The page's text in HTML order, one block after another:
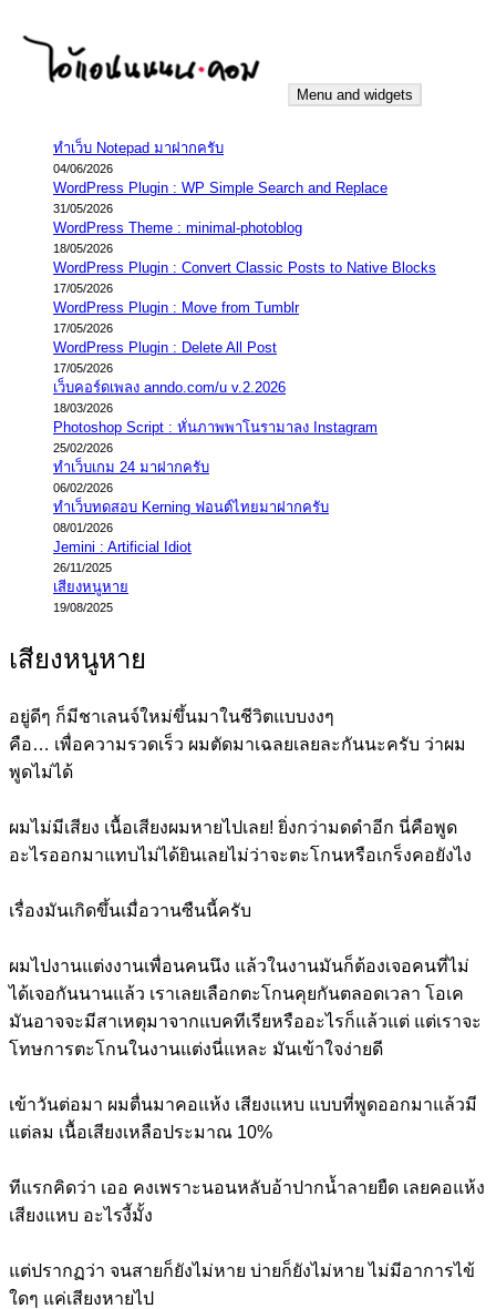
content
iannnnn.com
ความจริงมีสองด้าน คือจริงของมึง กับจริงของกู
Menu and widgets
ทำเว็บ Notepad มาฝากครับ
04/06/2026
WordPress Plugin : WP Simple Search and Replace
31/05/2026
WordPress Theme : minimal-photoblog
18/05/2026
WordPress Plugin : Convert Classic Posts to Native Blocks
17/05/2026
WordPress Plugin : Move from Tumblr
17/05/2026
WordPress Plugin : Delete All Post
17/05/2026
เว็บคอร์ดเพลง anndo.com/u v.2.2026
18/03/2026
Photoshop Script : หั่นภาพพาโนรามาลง Instagram
25/02/2026
ทำเว็บเกม 24 มาฝากครับ
06/02/2026
ทำเว็บทดสอบ Kerning ฟอนต์ไทยมาฝากครับ
08/01/2026
Jemini : Artificial Idiot
26/11/2025
เสียงหนูหาย
19/08/2025
เสียงหนูหาย
อยู่ดีๆ ก็มีชาเลนจ์ใหม่ขึ้นมาในชีวิตแบบงงๆ
คือ… เพื่อความรวดเร็ว ผมตัดมาเฉลยเลยละกันนะครับ ว่าผม
พูดไม่ได้
ผมไม่มีเสียง เนื้อเสียงผมหายไปเลย! ยิ่งกว่ามดดำอีก นี่คือพูด
อะไรออกมาแทบไม่ได้ยินเลยไม่ว่าจะตะโกนหรือเกร็งคอยังไง
เรื่องมันเกิดขึ้นเมื่อวานซืนนี้ครับ
ผมไปงานแต่งงานเพื่อนคนนึง แล้วในงานมันก็ต้องเจอคนที่ไม่
ได้เจอกันนานแล้ว เราเลยเลือกตะโกนคุยกันตลอดเวลา โอเค
มันอาจจะมีสาเหตุมาจากแบคทีเรียหรืออะไรก็แล้วแต่ แต่เราจะ
โทษการตะโกนในงานแต่งนี่แหละ มันเข้าใจง่ายดี
เข้าวันต่อมา ผมตื่นมาคอแห้ง เสียงแหบ แบบที่พูดออกมาแล้วมี
แต่ลม เนื้อเสียงเหลือประมาณ 10%
ทีแรกคิดว่า เออ คงเพราะนอนหลับอ้าปากน้ำลายยืด เลยคอแห้ง
เสียงแหบ อะไรงี้มั้ง
แต่ปรากฏว่า จนสายก็ยังไม่หาย บ่ายก็ยังไม่หาย ไม่มีอาการไข้
ใดๆ แค่เสียงหายไป